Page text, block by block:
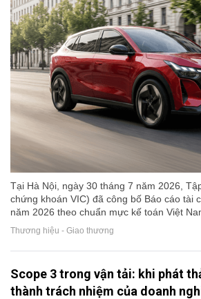
Tại Hà Nội, ngày 30 tháng 7 năm 2026,
chứng khoán VIC) đã công bố Báo cáo tài
năm 2026 theo chuẩn mực kế toán Việt
Thương hiệu - Giao thương
Scope 3 trong vận tải: khi phát
thành trách nhiệm của doanh